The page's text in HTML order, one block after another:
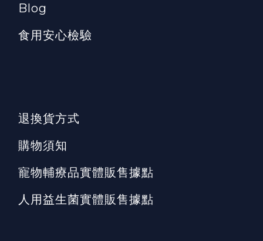
Blog
食用安心檢驗
退換貨方式
購物須知
寵物輔療品實體販售據點
人用益生菌實體販售據點